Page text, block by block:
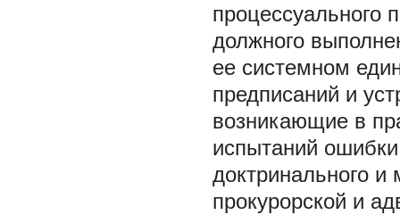
процессуального
должного
ее системном
предписаний и
возникающие в
испытаний
доктринального и
прокурорской и